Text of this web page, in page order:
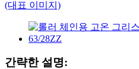
간략한 설명: